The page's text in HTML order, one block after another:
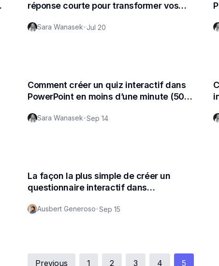
réponse courte pour transformer vos
Sara Wanasek•Jul 20
Comment créer un quiz interactif dans
PowerPoint en moins d’une minute (50
Sara Wanasek•Sep 14
La façon la plus simple de créer un
questionnaire interactif dans
Ausbert Generoso•Sep 15
Previous 1 2 3 4 5